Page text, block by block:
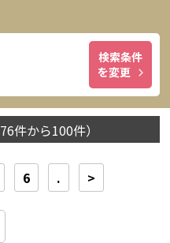
検索条件
を変更
76件から100件）
6 . >